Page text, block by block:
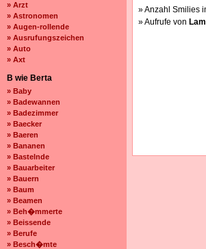
» Arzt
» Astronomen
» Augen-rollende
» Ausrufungszeichen
» Auto
» Axt
B wie Berta
» Baby
» Badewannen
» Badezimmer
» Baecker
» Baeren
» Bananen
» Bastelnde
» Bauarbeiter
» Bauern
» Baum
» Beamen
» Beh�mmerte
» Beissende
» Berufe
» Besch�mte
» Anzahl Smilies
» Aufrufe von